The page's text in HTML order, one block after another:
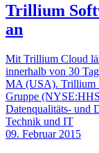
Trillium
an
Mit Trillium Cloud
innerhalb von 30
MA (USA). Trillium
Gruppe
Datenqualitäts- und
Technik und IT
09. Februar 2015